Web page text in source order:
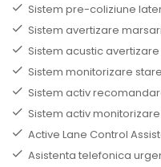
Sistem pre-coliziune
Sistem avertizare
Sistem acustic
Sistem monitorizare
Sistem activ
Sistem activ
Active Lane Control
Asistenta telefonica